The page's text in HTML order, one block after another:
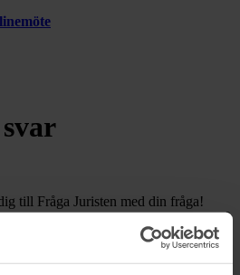
till Fråga Juristen med din fråga!
för vad som gäller och hur du kan gå
främst att besvara din fråga med